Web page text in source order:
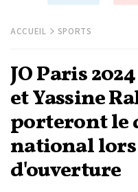
ACCUEIL SPORTS
JO Paris
et Yassine
porteront le
national lors
d'ouverture